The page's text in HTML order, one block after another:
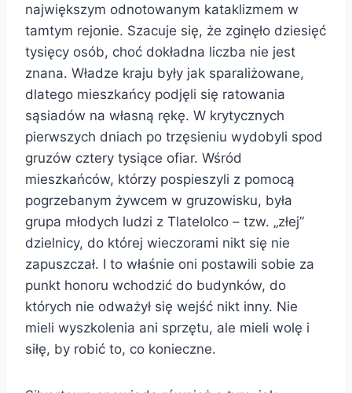
największym odnotowanym kataklizmem w
tamtym rejonie. Szacuje się, że zginęło dziesięć
tysięcy osób, choć dokładna liczba nie jest
znana. Władze kraju były jak sparaliżowane,
dlatego mieszkańcy podjęli się ratowania
sąsiadów na własną rękę. W krytycznych
pierwszych dniach po trzęsieniu wydobyli spod
gruzów cztery tysiące ofiar. Wśród
mieszkańców, którzy pospieszyli z pomocą
pogrzebanym żywcem w gruzowisku, była
grupa młodych ludzi z Tlatelolco – tzw. „złej”
dzielnicy, do której wieczorami nikt się nie
zapuszczał. I to właśnie oni postawili sobie za
punkt honoru wchodzić do budynków, do
których nie odważył się wejść nikt inny. Nie
mieli wyszkolenia ani sprzętu, ale mieli wolę i
siłę, by robić to, co konieczne.